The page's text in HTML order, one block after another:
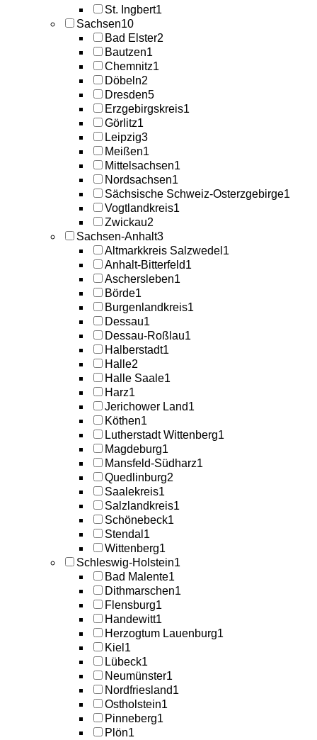
St. Ingbert1
Sachsen10
Bad Elster2
Bautzen1
Chemnitz1
Döbeln2
Dresden5
Erzgebirgskreis1
Görlitz1
Leipzig3
Meißen1
Mittelsachsen1
Nordsachsen1
Sächsische Schweiz-Osterzgebirge1
Vogtlandkreis1
Zwickau2
Sachsen-Anhalt3
Altmarkkreis Salzwedel 1
Anhalt-Bitterfeld1
Aschersleben1
Börde1
Burgenlandkreis1
Dessau1
Dessau-Roßlau1
Halberstadt1
Halle2
Halle Saale1
Harz1
Jerichower Land1
Köthen1
Lutherstadt Wittenberg1
Magdeburg1
Mansfeld-Südharz1
Quedlinburg2
Saalekreis1
Salzlandkreis1
Schönebeck1
Stendal 1
Wittenberg1
Schleswig-Holstein1
Bad Malente1
Dithmarschen1
Flensburg1
Handewitt1
Herzogtum Lauenburg1
Kiel 1
Lübeck1
Neumünster1
Nordfriesland1
Ostholstein1
Pinneberg1
Plön1